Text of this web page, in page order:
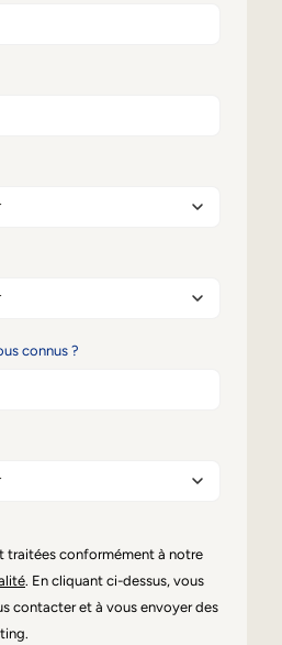
connus ?
traitées conformément à notre
. En cliquant ci-dessus, vous
contacter et à vous envoyer des